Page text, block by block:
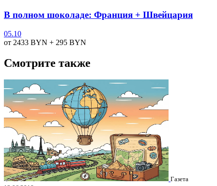
В полном шоколаде: Франция + Швейцария
05.10
от 2433 BYN + 295 BYN
Смотрите также
Газета